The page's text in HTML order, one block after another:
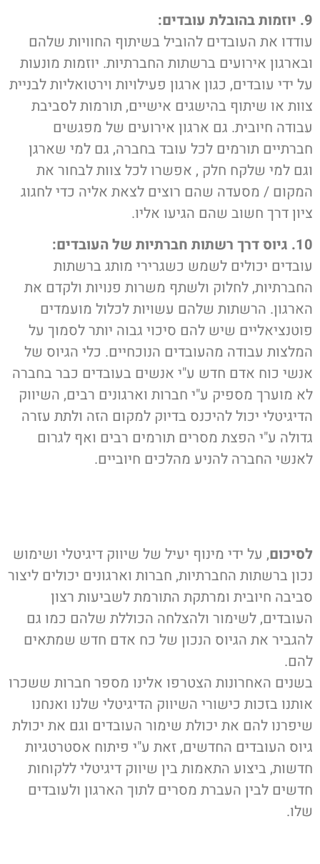
9. יוזמות בהובלת עובדים:
עודדו את העובדים להוביל בשיתוף החוויות שלהם
ובארגון אירועים ברשתות החברתיות. יוזמות מונעות
על ידי עובדים, כגון ארגון פעילויות וירטואליות לבניית
צוות או שיתוף בהישגים אישיים, תורמות לסביבת
עבודה חיובית. גם ארגון אירועים של מפגשים
חברתיים תורמים לכל עובד בחברה, גם למי שארגן
וגם למי שלקח חלק , אפשרו לכל צוות לבחור את
המקום / מסעדה שהם רוצים לצאת אליה כדי לחגוג
ציון דרך חשוב שהם הגיעו אליו.
10. גיוס דרך רשתות חברתיות של העובדים:
עובדים יכולים לשמש כשגרירי מותג ברשתות
החברתיות, לחלוק ולשתף משרות פנויות ולקדם את
הארגון. הרשתות שלהם עשויות לכלול מועמדים
פוטנציאליים שיש להם סיכוי גבוה יותר לסמוך על
המלצות עבודה מהעובדים הנוכחיים. כלי הגיוס של
אנשי כוח אדם חדש ע"י אנשים בעובדים כבר בחברה
לא מוערך מספיק ע"י חברות וארגונים רבים, השיווק
הדיגיטלי יכול להיכנס בדיוק למקום הזה ולתת עזרה
גדולה ע"י הפצת מסרים תורמים רבים ואף לגרום
לאנשי החברה להניע מהלכים חיוביים.
לסיכום, על ידי מינוף יעיל של שיווק דיגיטלי ושימוש
נכון ברשתות החברתיות, חברות וארגונים יכולים ליצור
סביבה חיובית ומרתקת התורמת לשביעות רצון
העובדים, לשימור ולהצלחה הכוללת שלהם כמו גם
להגביר את הגיוס הנכון של כח אדם חדש שמתאים
להם.
בשנים האחרונות הצטרפו אלינו מספר חברות ששכרו
אותנו בזכות כישורי השיווק הדיגיטלי שלנו ואנחנו
שיפרנו להם את יכולת שימור העובדים וגם את יכולת
גיוס העובדים החדשים, זאת ע"י פיתוח אסטרטגיות
חדשות, ביצוע התאמות בין שיווק דיגיטלי ללקוחות
חדשים לבין העברת מסרים לתוך הארגון ולעובדים
שלו.